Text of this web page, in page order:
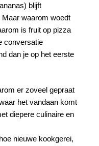
blijft
waarom woedt
is fruit op pizza
conversatie
dan je op het eerste
er zoveel gepraat
het vandaan komt
diepere culinaire en
nieuwe kookgerei,